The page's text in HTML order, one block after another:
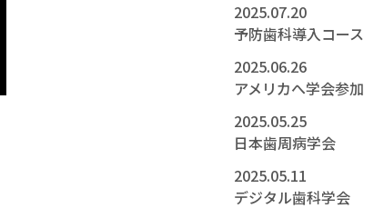
2025.07.20
予防歯科導入コース
2025.06.26
アメリカへ学会参加
2025.05.25
日本歯周病学会
2025.05.11
デジタル歯科学会